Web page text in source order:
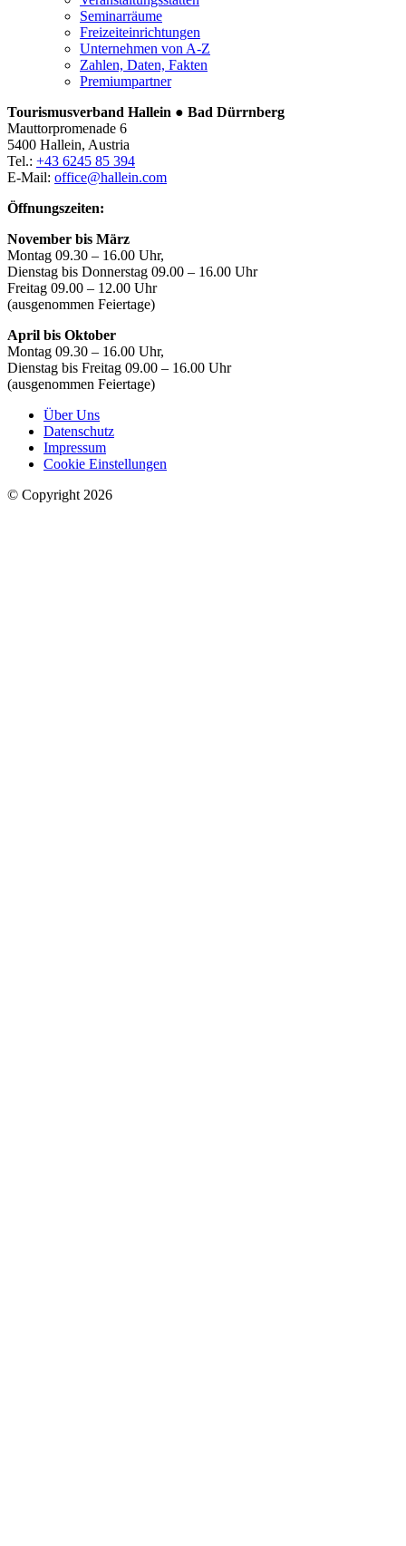
Seminarräume
Freizeiteinrichtungen
Unternehmen von A-Z
Zahlen, Daten, Fakten
Premiumpartner
Tourismusverband Hallein ● Bad Dürrnberg
Mauttorpromenade 6
5400 Hallein, Austria
Tel.: +43 6245 85 394
E-Mail: office@hallein.com
Öffnungszeiten:
November bis März
Montag 09.30 – 16.00 Uhr,
Dienstag bis Donnerstag 09.00 – 16.00 Uhr
Freitag 09.00 – 12.00 Uhr
(ausgenommen Feiertage)
April bis Oktober
Montag 09.30 – 16.00 Uhr,
Dienstag bis Freitag 09.00 – 16.00 Uhr
(ausgenommen Feiertage)
Über Uns
Datenschutz
Impressum
Cookie Einstellungen
© Copyright 2026